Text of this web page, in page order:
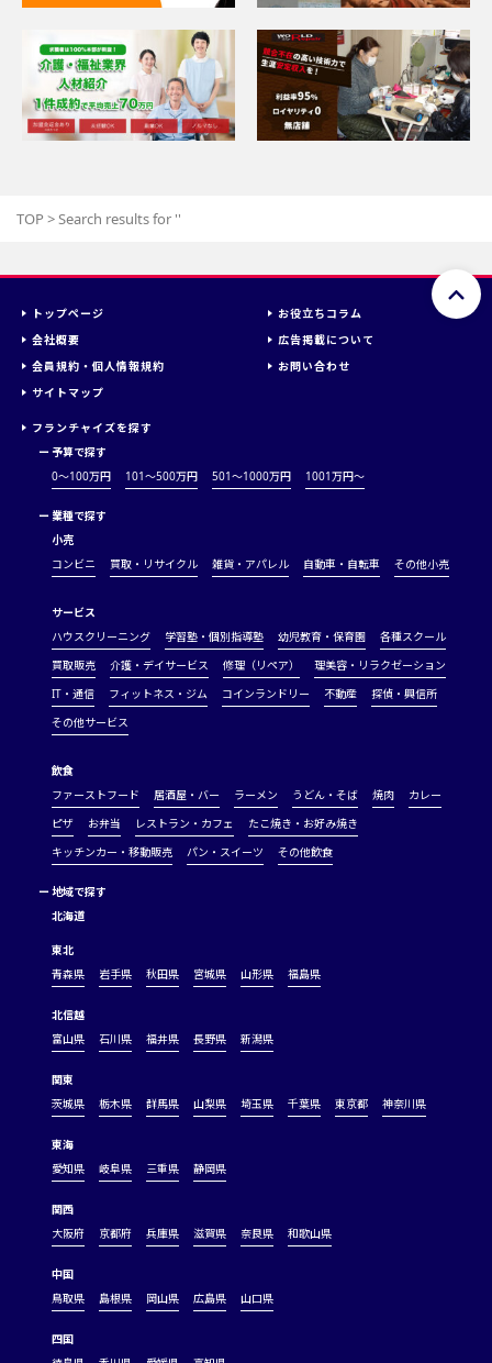
TOP >Search results for ''
トップページ
お役立ちコラム
会社概要
広告掲載について
会員規約・個人情報規約
お問い合わせ
サイトマップ
フランチャイズを探す
ー 予算で探す
0～100万円
101～500万円 501～1000万円 1001万円〜
ー 業種で探す
小売
コンビニ
買取・リサイクル 雑貨・アパレル 自動車・自転車 その他小売
サービス
ハウスクリーニング
学習塾・個別指導塾 幼児教育・保育園
各種スクール
買取販売
介護・デイサービス 修理（リペア）
理美容・リラクゼーション
IT・通信
フィットネス・ジム コインランドリー 不動産
探偵・興信所
その他サービス
飲食
ファーストフード
居酒屋・バー ラーメン うどん・そば 焼肉
カレー
ピザ
お弁当 レストラン・カフェ
たこ焼き・お好み焼き
キッチンカー・移動販売
パン・スイーツ その他飲食
ー 地域で探す
北海道
東北
青森県
岩手県 秋田県 宮城県 山形県 福島県
北信越
富山県
石川県 福井県 長野県 新潟県
関東
茨城県
栃木県 群馬県 山梨県 埼玉県 千葉県 東京都 神奈川県
東海
愛知県
岐阜県 三重県 静岡県
関西
大阪府
京都府 兵庫県 滋賀県 奈良県 和歌山県
中国
鳥取県
島根県 岡山県 広島県 山口県
四国